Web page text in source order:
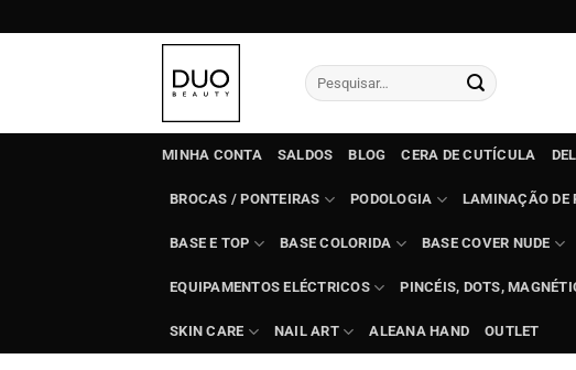
to
Pesquisar
por:
MINHA CONTA SALDOS BLOG CERA DE CUTÍCULA
BROCAS / PONTEIRAS PODOLOGIA LAMINAÇÃO DE
BASE E TOP BASE COLORIDA BASE COVER NUDE
EQUIPAMENTOS ELÉCTRICOS PINCÉIS, DOTS,
SKIN CARE NAIL ART ALEANA HAND OUTLET